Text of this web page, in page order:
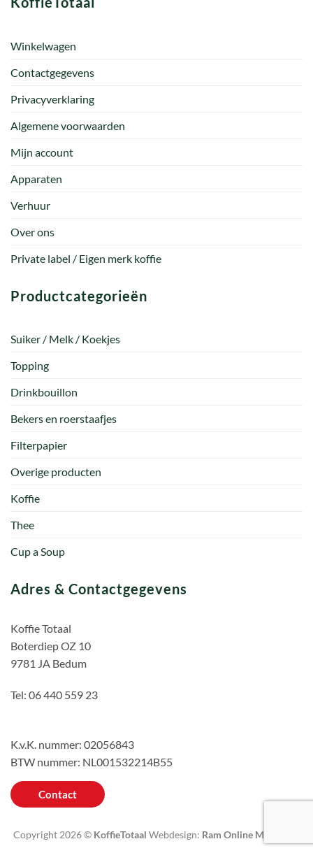
Winkelwagen
Contactgegevens
Privacyverklaring
Algemene voorwaarden
Mijn account
Apparaten
Verhuur
Over ons
Private label / Eigen merk koffie
Productcategorieën
Suiker / Melk / Koekjes
Topping
Drinkbouillon
Bekers en roerstaafjes
Filterpapier
Overige producten
Koffie
Thee
Cup a Soup
Adres & Contactgegevens
Koffie Totaal
Boterdiep OZ 10
9781 JA Bedum
Tel: 06 440 559 23
K.v.K. nummer: 02056843
BTW nummer: NL001532214B55
Contact
Copyright 2026 © KoffieTotaal Webdesign: Ram Online Marketing